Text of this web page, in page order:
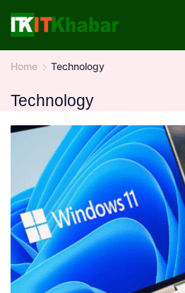
content
Home
Technology
Technology